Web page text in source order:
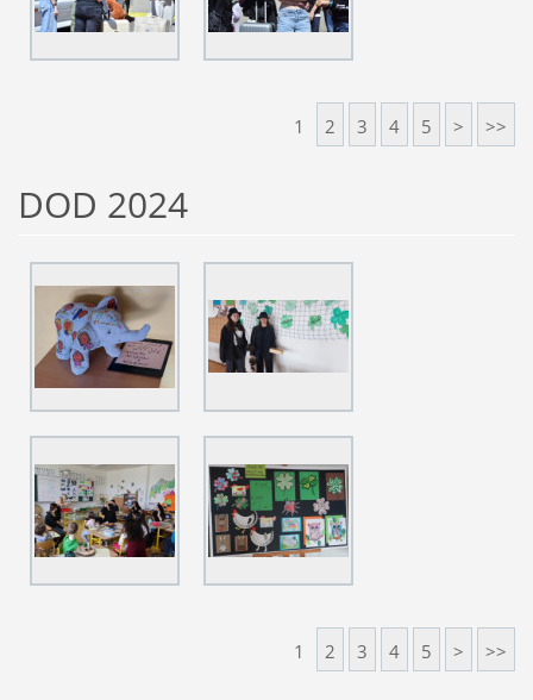
1 2 3 4 5 > >>
DOD 2024
1 2 3 4 5 > >>